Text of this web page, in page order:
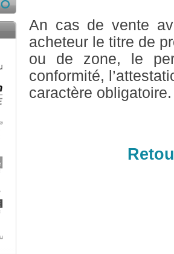
An cas de vente
acheteur le titre de
ou de zone, le
conformité,
caractère obligatoire.